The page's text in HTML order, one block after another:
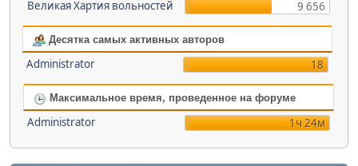
Великая Хартия вольностей 9 656
Десятка самых активных авторов
Administrator 18
Максимальное время, проведенное на форуме
Administrator 1ч 24м